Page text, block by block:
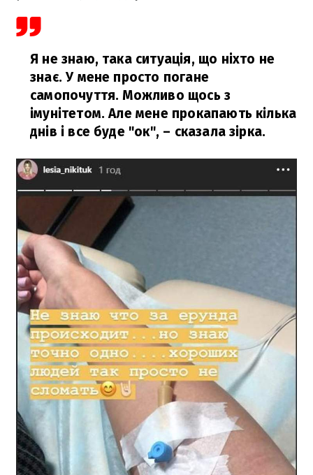
Я не знаю, така ситуація, що ніхто не
знає. У мене просто погане
самопочуття. Можливо щось з
імунітетом. Але мене прокапають кілька
днів і все буде "ок", – сказала зірка.